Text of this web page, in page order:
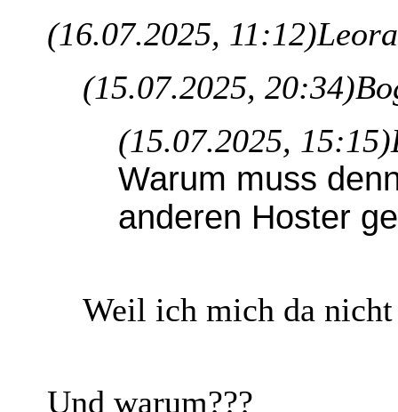
(16.07.2025, 11:12)
(15.07.2025, 20:34)
(15.07.2025, 15:15)
Warum muss
anderen Hoster
Weil ich mich da
Und warum???